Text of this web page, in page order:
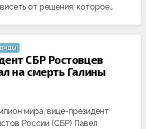
от решения, которое…
ВИДЫ
СБР Ростовцев
на смерть Галины
мира, вице-президент
России (СБР) Павел